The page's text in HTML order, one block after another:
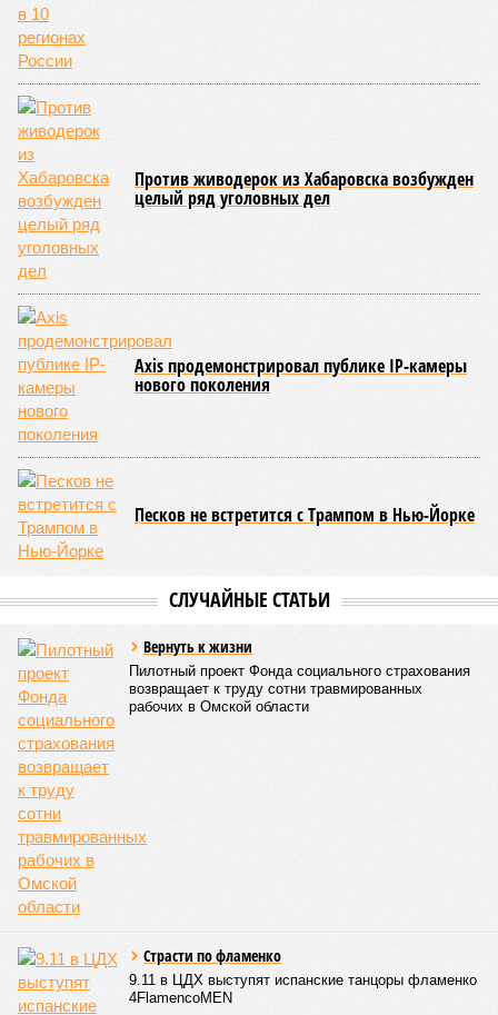
Против живодерок из Хабаровска возбужден
целый ряд уголовных дел
Axis продемонстрировал публике IP-камеры
нового поколения
Песков не встретится с Трампом в Нью-Йорке
СЛУЧАЙНЫЕ СТАТЬИ
Вернуть к жизни
Пилотный проект Фонда социального страхования
возвращает к труду сотни травмированных
рабочих в Омской области
Страсти по фламенко
9.11 в ЦДХ выступят испанские танцоры фламенко
4FlamencoMEN